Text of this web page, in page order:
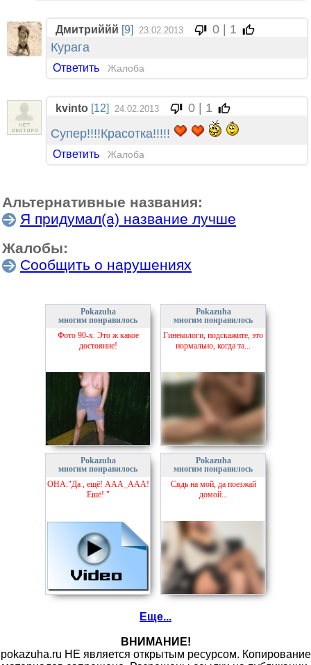
Дмитриййй [9] 23.02.2013
0 | 1
Курага
Ответить Жалоба
kvinto [12] 24.02.2013
0 | 1
Супер!!!!Красотка!!!!!
Ответить Жалоба
Альтернативные названия:
Я придумал(а) название лучше
Жалобы:
Сообщить о нарушениях
Pokazuha
многим понравилось
Фото 90-х. Это ж какое
достояние!
Pokazuha
многим понравилось
Гинекологи, подскажите, это
нормально, когда та...
Pokazuha
многим понравилось
ОНА:"Да , ещё! ААА_ААА!
Ешё! "
Pokazuha
многим понравилось
Сядь на мой, да поезжай
домой...
Еще...
ВНИМАНИЕ!
pokazuha.ru НЕ является открытым ресурсом. Копирование